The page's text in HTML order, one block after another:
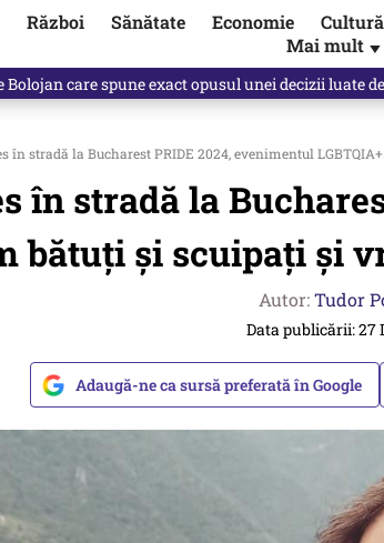
Război Sănătate Economie Cultură
Mai mult ▼
îi cere scuze, public, lui Ilie Bolojan / video
în stradă la Bucharest PRIDE 2024, evenimentul
în stradă la
bătuți și scuipați și
Autor:Tudor
Data publicării: 27
Adaugă-ne ca sursă preferată în Google